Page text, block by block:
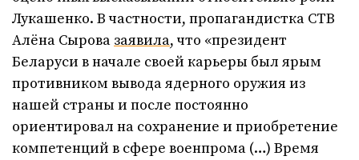
Лукашенко. В частности, пропагандистка СТВ
Алёна Сырова заявила, что «президент
Беларуси в начале своей карьеры был ярым
противником вывода ядерного оружия из
нашей страны и после постоянно
ориентировал на сохранение и приобретение
компетенций в сфере военпрома (…) Время